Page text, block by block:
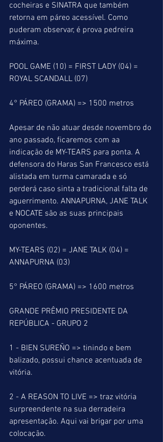
cocheiras e SINATRA que também
retorna em páreo acessível. Como
puderam observar, é prova pedreira
máxima.
POOL GAME (10) = FIRST LADY (04) =
ROYAL SCANDALL (07)
4° PÁREO (GRAMA) => 1500 metros
Apesar de não atuar desde novembro do
ano passado, ficaremos com aa
indicação de MY-TEARS para ponta. A
defensora do Haras San Francesco está
alistada em turma camarada e só
perderá caso sinta a tradicional falta de
aguerrimento. ANNAPURNA, JANE TALK
e NOCATE são as suas principais
oponentes.
MY-TEARS (02) = JANE TALK (04) =
ANNAPURNA (03)
5° PÁREO (GRAMA) => 1600 metros
GRANDE PRÊMIO PRESIDENTE DA
REPÚBLICA - GRUPO 2
1 - BIEN SUREÑO => tinindo e bem
balizado, possui chance acentuada de
vitória.
2 - A REASON TO LIVE => traz vitória
surpreendente na sua derradeira
apresentação. Aqui vai brigar por uma
colocação.